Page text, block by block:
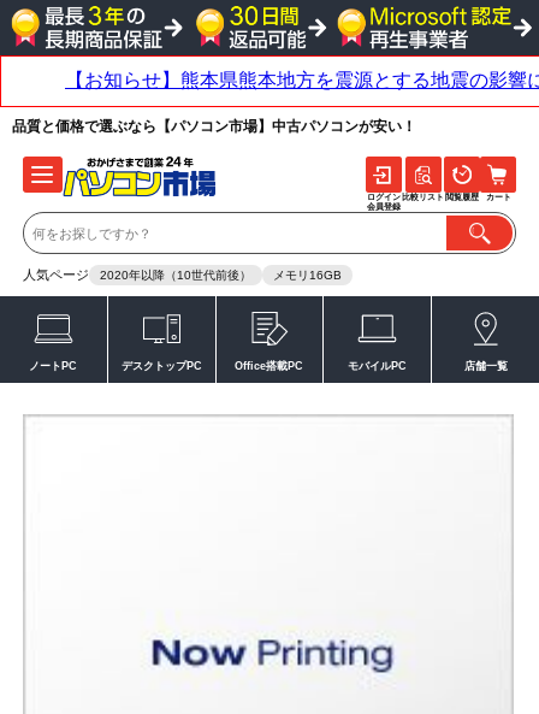
品質と価格で選ぶなら【パソコン市場】中古パソコンが安い！
人気ページ 2020年以降（10世代前後） メモリ16GB
ログイン
会員登録
比較リスト 閲覧履歴 カート
ノートPC デスクトップPC Office搭載PC モバイルPC 店舗一覧